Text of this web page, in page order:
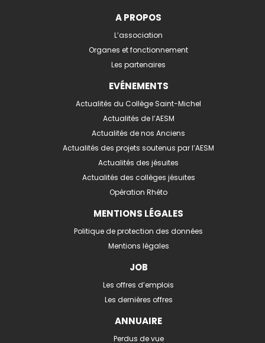
A PROPOS
L’association
Organes et fonctionnement
Les partenaires
EVÉNEMENTS
Actualités du Collège Saint-Michel
Actualités de l’AESM
Actualités de nos Anciens
Actualités des projets soutenus par l’AESM
Actualités des jésuites
Actualités des collèges jésuites
Opération Rhéto
MENTIONS LÉGALES
Politique de protection des données
Mentions légales
JOB
Les offres d’emplois
Les dernières offres
ANNUAIRE
Perdus de vue